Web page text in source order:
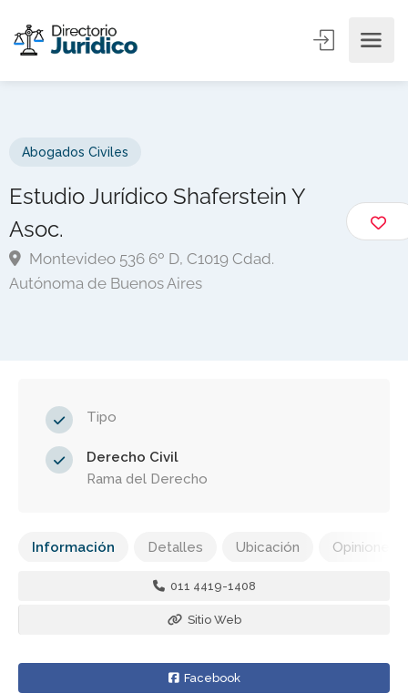
Abogados Civiles
Estudio Jurídico Shaferstein Y
Asoc.
Montevideo 536 6º D, C1019 Cdad.
Autónoma de Buenos Aires
Tipo
Derecho Civil
Rama del Derecho
Información Detalles Ubicación Opiniones
011 4419-1408
Sitio Web
Facebook